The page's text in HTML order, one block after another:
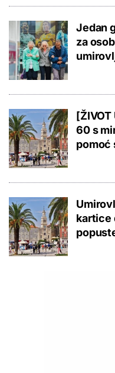
Jedan
za
[ŽIVOT
60 s
pomoć
kartice